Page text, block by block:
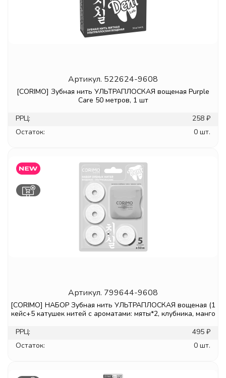
Артикул. 522624-9608
[CORIMO] Зубная нить УЛЬТРАПЛОСКАЯ вощеная Purple
Care 50 метров, 1 шт
РРЦ:
258 ₽
Остаток:
0 шт.
Артикул. 799644-9608
[CORIMO] НАБОР Зубная нить УЛЬТРАПЛОСКАЯ вощеная (1
кейс+5 катушек нитей с ароматами: мяты*2, клубника, манго
РРЦ:
495 ₽
Остаток:
0 шт.